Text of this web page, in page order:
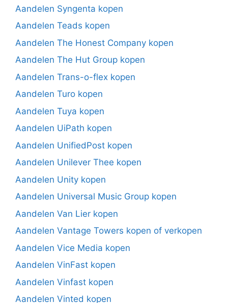
Aandelen Syngenta kopen
Aandelen Teads kopen
Aandelen The Honest Company kopen
Aandelen The Hut Group kopen
Aandelen Trans-o-flex kopen
Aandelen Turo kopen
Aandelen Tuya kopen
Aandelen UiPath kopen
Aandelen UnifiedPost kopen
Aandelen Unilever Thee kopen
Aandelen Unity kopen
Aandelen Universal Music Group kopen
Aandelen Van Lier kopen
Aandelen Vantage Towers kopen of verkopen
Aandelen Vice Media kopen
Aandelen VinFast kopen
Aandelen Vinfast kopen
Aandelen Vinted kopen